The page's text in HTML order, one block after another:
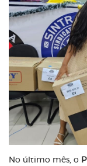
No último mês, o